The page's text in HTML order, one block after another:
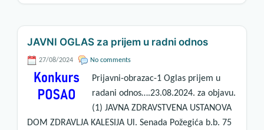
JAVNI OGLAS za prijem u radni odnos
27/08/2024 No comments
Prijavni-obrazac-1 Oglas prijem u
radani odnos….23.08.2024. za objavu.
(1) JAVNA ZDRAVSTVENA USTANOVA
DOM ZDRAVLJA KALESIJA Ul. Senada Požegića b.b. 75